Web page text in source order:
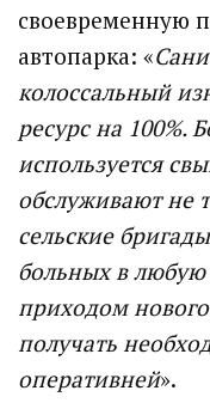
своевременную
автопарка: «
колоссальный
ресурс на 100%.
используется
обслуживают не
сельские
больных в
приходом
получать
оперативней».